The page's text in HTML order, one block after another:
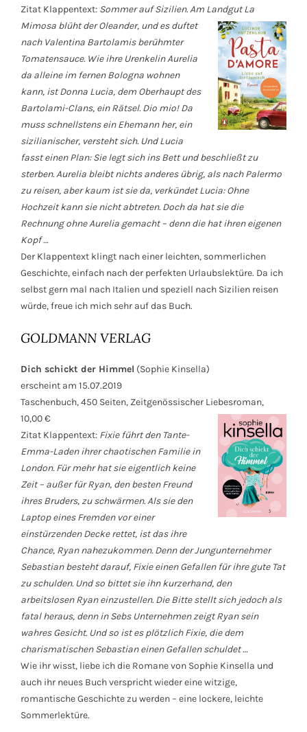
Zitat Klappentext: Sommer auf Sizilien. Am Landgut La
Mimosa blüht der Oleander, undes duftet
nach Valentina Bartolamis berühmter
Tomatensauce. Wie ihre Urenkelin Aurelia
da alleine im fernen Bologna wohnen
kann, ist Donna Lucia, dem Oberhaupt des
Bartolami-Clans, ein Rätsel. Dio mio! Da
muss schnellstens ein Ehemann her, ein
sizilianischer, versteht sich. Und Lucia
fasst einen Plan: Sie legt sich ins Bett und beschließt zu
sterben. Aurelia bleibt nichts anderes übrig, als nach Palermo
zu reisen, aber kaum ist sie da, verkündet Lucia: Ohne
Hochzeit kann sie nicht abtreten. Doch da hat sie die
Rechnung ohne Aurelia gemacht – denn die hat ihren eigenen
Kopf …
Der Klappentext klingt nach einer leichten, sommerlichen
Geschichte, einfach nach der perfekten Urlaubslektüre. Da ich
selbst gern mal nach Italien und speziell nach Sizilien reisen
würde, freue ich mich sehr auf das Buch.
GOLDMANN VERLAG
Dich schickt der Himmel (Sophie Kinsella)
erscheint am 15.07.2019
Taschenbuch, 450 Seiten, Zeitgenössischer Liebesroman,
10,00 €
Zitat Klappentext: Fixie führt den Tante-
Emma-Laden ihrer chaotischen Familie in
London. Für mehr hat sie eigentlich keine
Zeit – außer für Ryan, den besten Freund
ihres Bruders, zu schwärmen. Als sie den
Laptop eines Fremden vor einer
einstürzenden Decke rettet, ist das ihre
Chance, Ryan nahezukommen. Denn der Jungunternehmer
Sebastian besteht darauf, Fixie einen Gefallen für ihre gute Tat
zu schulden. Und so bittet sie ihn kurzerhand, den
arbeitslosen Ryan einzustellen. Die Bitte stellt sich jedoch als
fatal heraus, denn in Sebs Unternehmen zeigt Ryan sein
wahres Gesicht. Und so ist es plötzlich Fixie, die dem
charismatischen Sebastian einen Gefallen schuldet …
Wie ihr wisst, liebe ich die Romane von Sophie Kinsella und
auch ihr neues Buch verspricht wieder eine witzige,
romantische Geschichte zu werden – eine lockere, leichte
Sommerlektüre.